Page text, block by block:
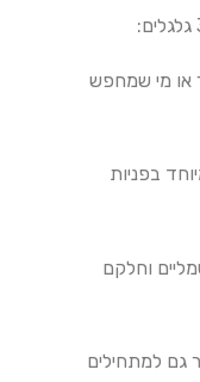
או מי שמחפש
בפניות
וחלקם
גם למתחילים